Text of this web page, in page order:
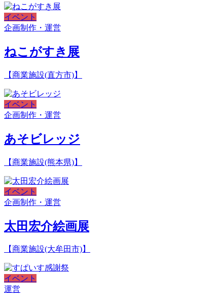
イベント
企画制作・運営
ねこがすき展
【商業施設(直方市)】
イベント
企画制作・運営
あそビレッジ
【商業施設(熊本県)】
イベント
企画制作・運営
太田宏介絵画展
【商業施設(大牟田市)】
イベント
運営